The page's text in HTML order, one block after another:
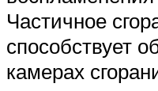
Частичное
способствует
камерах